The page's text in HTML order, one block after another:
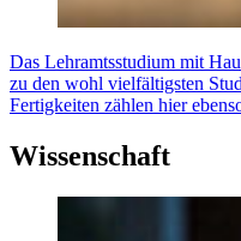
Das Lehramtsstudium mit
zu den wohl vielfältigsten
Fertigkeiten zählen hier
Wissenschaft